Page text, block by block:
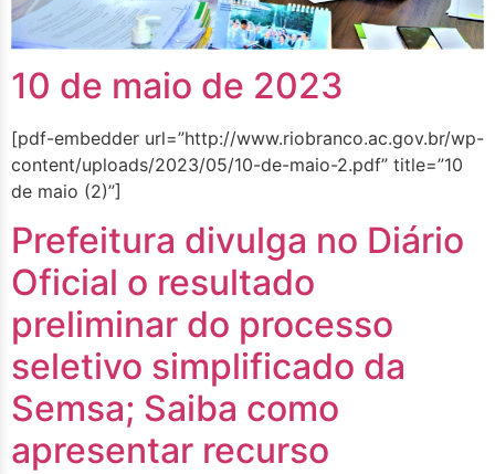
10 de maio de 2023
[pdf-embedder url=”http://www.riobranco.ac.gov.br/wp-
content/uploads/2023/05/10-de-maio-2.pdf” title=”10
de maio (2)”]
Prefeitura divulga no Diário
Oficial o resultado
preliminar do processo
seletivo simplificado da
Semsa; Saiba como
apresentar recurso